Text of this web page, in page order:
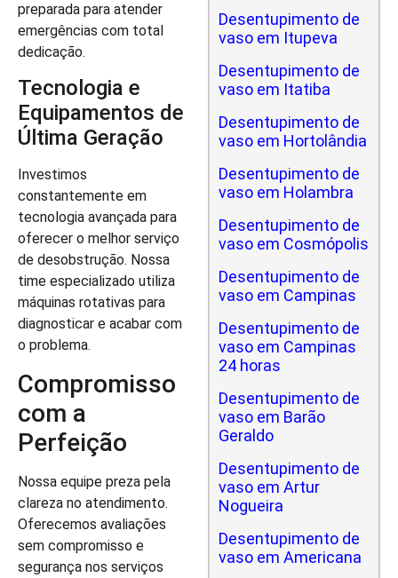
preparada para atender
emergências com total
dedicação.
Tecnologia e
Equipamentos de
Última Geração
Investimos
constantemente em
tecnologia avançada para
oferecer o melhor serviço
de desobstrução. Nossa
time especializado utiliza
máquinas rotativas para
diagnosticar e acabar com
o problema.
Compromisso
com a
Perfeição
Nossa equipe preza pela
clareza no atendimento.
Oferecemos avaliações
sem compromisso e
segurança nos serviços
Desentupimento de
vaso em Itupeva
Desentupimento de
vaso em Itatiba
Desentupimento de
vaso em Hortolândia
Desentupimento de
vaso em Holambra
Desentupimento de
vaso em Cosmópolis
Desentupimento de
vaso em Campinas
Desentupimento de
vaso em Campinas
24 horas
Desentupimento de
vaso em Barão
Geraldo
Desentupimento de
vaso em Artur
Nogueira
Desentupimento de
vaso em Americana